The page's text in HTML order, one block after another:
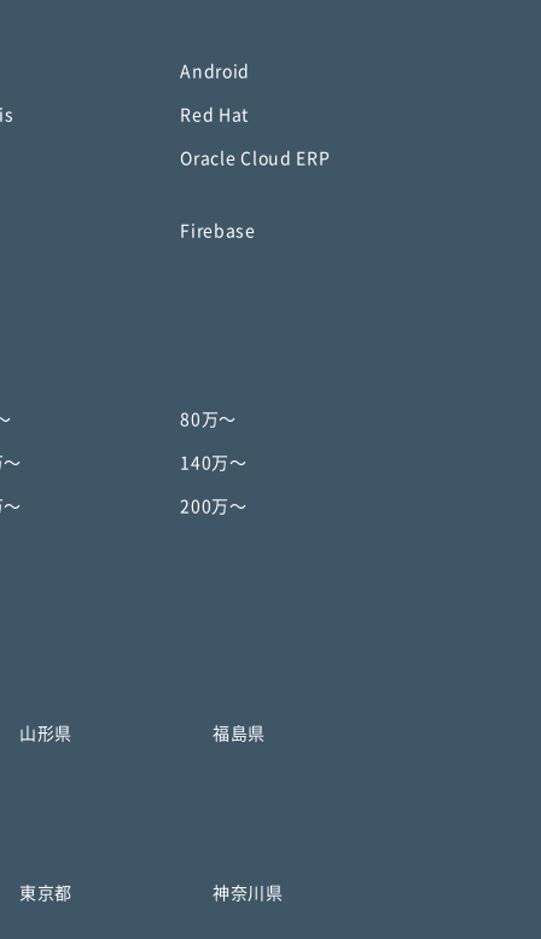
Android
Red Hat
Oracle Cloud ERP
Firebase
80万〜
〜 140万〜
〜 200万〜
山形県 福島県
東京都 神奈川県